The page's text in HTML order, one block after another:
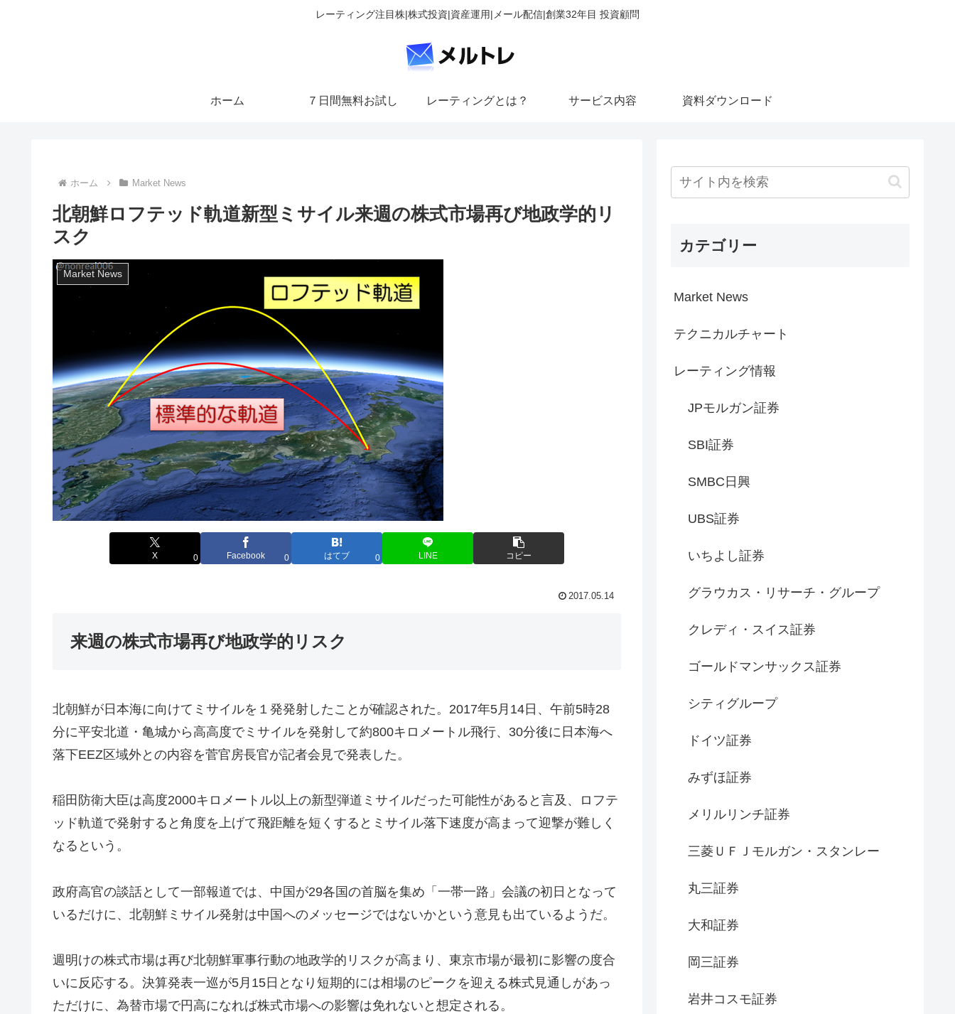
レーティング注目株|株式投資|資産運用|メール配信|創業32年目 投資顧問
ホーム ７日間無料お試し レーティングとは？ サービス内容 資料ダウンロード
ホーム Market News
北朝鮮ロフテッド軌道新型ミサイル来週の株式市場再び地政学的リ
スク
Market News
X 0 Facebook 0 はてブ 0 LINE コピー
2017.05.14
来週の株式市場再び地政学的リスク
北朝鮮が日本海に向けてミサイルを１発発射したことが確認された。2017年5月14日、午前5時28
分に平安北道・亀城から高高度でミサイルを発射して約800キロメートル飛行、30分後に日本海へ
落下EEZ区域外との内容を菅官房長官が記者会見で発表した。
稲田防衛大臣は高度2000キロメートル以上の新型弾道ミサイルだった可能性があると言及、ロフテ
ッド軌道で発射すると角度を上げて飛距離を短くするとミサイル落下速度が高まって迎撃が難しく
なるという。
政府高官の談話として一部報道では、中国が29各国の首脳を集め「一帯一路」会議の初日となって
いるだけに、北朝鮮ミサイル発射は中国へのメッセージではないかという意見も出ているようだ。
週明けの株式市場は再び北朝鮮軍事行動の地政学的リスクが高まり、東京市場が最初に影響の度合
いに反応する。決算発表一巡が5月15日となり短期的には相場のピークを迎える株式見通しがあっ
ただけに、為替市場で円高になれば株式市場への影響は免れないと想定される。
カテゴリー
Market News
テクニカルチャート
レーティング情報
JPモルガン証券
SBI証券
SMBC日興
UBS証券
いちよし証券
グラウカス・リサーチ・グループ
クレディ・スイス証券
ゴールドマンサックス証券
シティグループ
ドイツ証券
みずほ証券
メリルリンチ証券
三菱ＵＦＪモルガン・スタンレー
丸三証券
大和証券
岡三証券
岩井コスモ証券